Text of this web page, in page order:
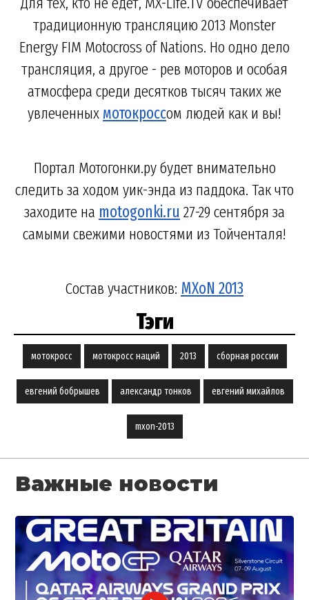
традиционную трансляцию 2013 Monster
Energy FIM Motocross of Nations. Но одно дело
трансляция, а другое - рев моторов и особая
атмосфера среди десятков тысяч таких же
увлеченных мотокроссом людей как и вы!
Портал Мотогонки.ру будет внимательно
следить за ходом уик-энда из паддока. Так что
заходите на motogonki.ru 27-29 сентября за
самыми свежими новостями из Тойченталя!
Состав участников: MXoN 2013
Тэги
мотокросс мотокросс наций 2013 сборная россии
евгений бобрышев александр тонков евгений михайлов
mxon-2013
Важные новости